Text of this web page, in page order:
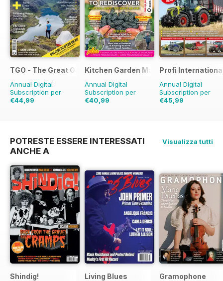
TGO - The Great Outdoors Magazine
Annual Digital
Subscription per
€44,99
Kitchen Garden Magazine
Annual Digital
Subscription per
€40,99
Profi
Annual Digital
Subscription per
€45,99
POTRESTE ESSERE INTERESSATI
ANCHE A
Visualizza tutti
Shindig! Living Blues Gramophone